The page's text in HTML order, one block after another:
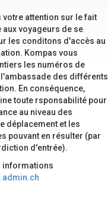
votre attention sur le fait
voyageurs de se
les conditons d'accès au
Kompas vous
les numéros de
des différents
En conséquence,
toute rsponsabilité pour
au niveau des
déplacement et les
pouvant en résulter (par
d'entrée).
informations
.admin.ch